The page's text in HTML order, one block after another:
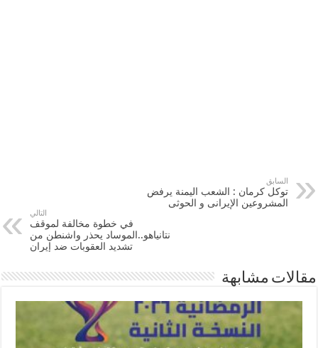
السابق
توكل كرمان : الشعب اليمنة يرفض
المشروعين الإيرانى و الحوثى
التالي
في خطوة مخالفة لموقف
نتانياهو..الموساد يحذر واشنطن من
تشديد العقوبات ضد إيران
مقالات مشابهة